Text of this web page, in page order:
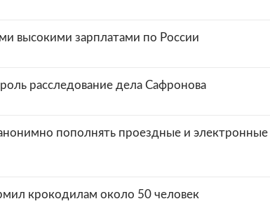
высокими зарплатами по России
расследование дела Сафронова
пополнять проездные и электронные
крокодилам около 50 человек